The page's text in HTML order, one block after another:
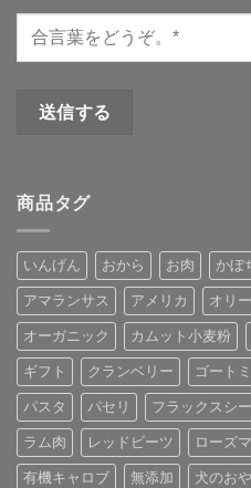
商品タグ
いんげん おから お肉 かぼ
アマランサス アメリカ オリ
オーガニック カムット小麦粉
ギフト クランベリー ゴート
パスタ パセリ フラックスシ
ラム肉 レッドビーツ ローズ
有機キャロブ 無添加 犬のお